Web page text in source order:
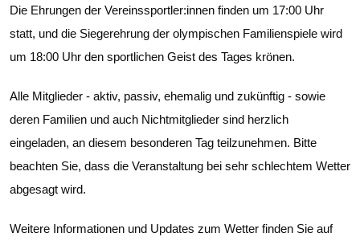
Die Ehrungen der Vereinssportler:innen finden um 17:00 Uhr
statt, und die Siegerehrung der olympischen Familienspiele wird
um 18:00 Uhr den sportlichen Geist des Tages krönen.
Alle Mitglieder - aktiv, passiv, ehemalig und zukünftig - sowie
deren Familien und auch Nichtmitglieder sind herzlich
eingeladen, an diesem besonderen Tag teilzunehmen. Bitte
beachten Sie, dass die Veranstaltung bei sehr schlechtem Wetter
abgesagt wird.
Weitere Informationen und Updates zum Wetter finden Sie auf